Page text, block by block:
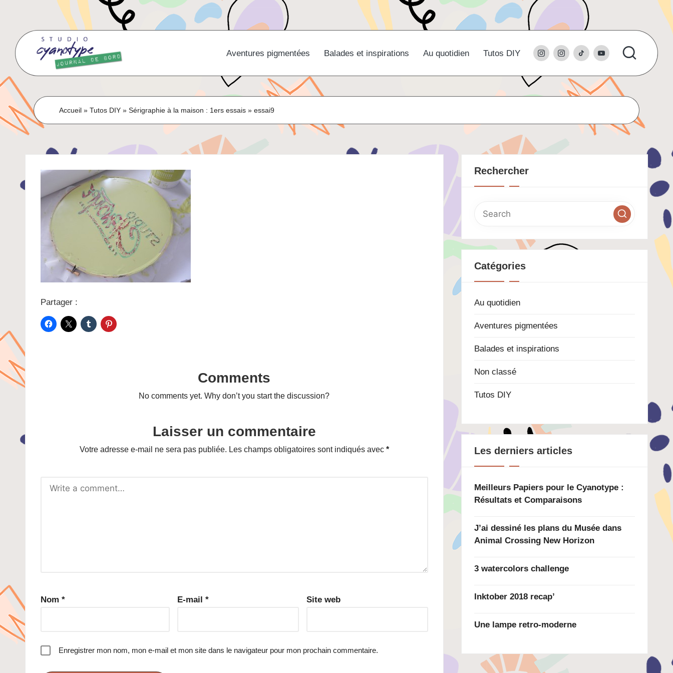
content
Aventures pigmentées Balades et inspirations Au quotidien Tutos DIY instagraml’instagram
studio
tiktok youtube
Accueil »Tutos DIY »Sérigraphie à la maison : 1ers essais »essai9
Partager :
Comments
No comments yet. Why don’t you start the discussion?
Laisser un commentaire
Votre adresse e-mail ne sera pas publiée. Les champs obligatoires sont indiqués avec *
Nom * E-mail * Site web
Enregistrer mon nom, mon e-mail et mon site dans le navigateur pour mon prochain commentaire.
Rechercher
Catégories
Au quotidien
Aventures pigmentées
Balades et inspirations
Non classé
Tutos DIY
Les derniers articles
Meilleurs Papiers pour le Cyanotype :
Résultats et Comparaisons
J’ai dessiné les plans du Musée dans
Animal Crossing New Horizon
3 watercolors challenge
Inktober 2018 recap’
Une lampe retro-moderne